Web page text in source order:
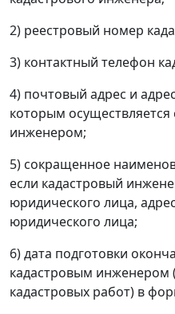
2) реестровый номер
3) контактный телефон
4) почтовый адрес и
которым осуществляется
инженером;
5) сокращенное
если кадастровый
юридического лица,
юридического лица;
6) дата подготовки
кадастровым инженером
кадастровых работ) в